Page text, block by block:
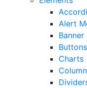
Alert
Banner
Buttons
Charts